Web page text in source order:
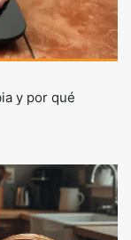
y por qué